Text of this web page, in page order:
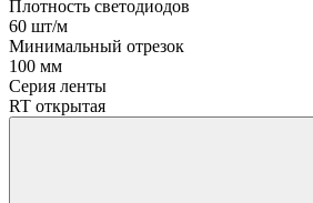
Плотность светодиодов
60 шт/м
Минимальный отрезок
100 мм
Серия ленты
RT открытая